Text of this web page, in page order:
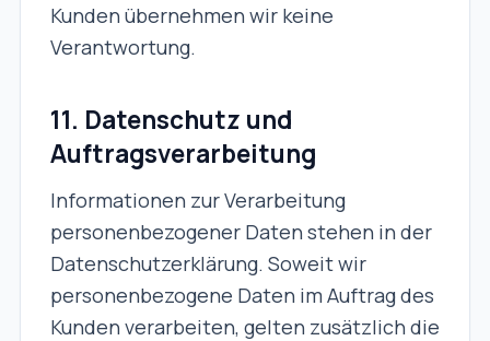
Kunden übernehmen wir keine
Verantwortung.
11. Datenschutz und
Auftragsverarbeitung
Informationen zur Verarbeitung
personenbezogener Daten stehen in der
Datenschutzerklärung. Soweit wir
personenbezogene Daten im Auftrag des
Kunden verarbeiten, gelten zusätzlich die